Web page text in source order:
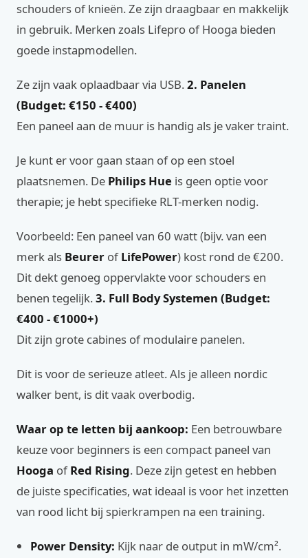
schouders of knieën. Ze zijn draagbaar en makkelijk
in gebruik. Merken zoals Lifepro of Hooga bieden
goede instapmodellen.
Ze zijn vaak oplaadbaar via USB.2. Panelen
(Budget: €150 - €400)
Een paneel aan de muur is handig als je vaker traint.
Je kunt er voor gaan staan of op een stoel
plaatsnemen. De Philips Hue is geen optie voor
therapie; je hebt specifieke RLT-merken nodig.
Voorbeeld: Een paneel van 60 watt (bijv. van een
merk als Beurer ofLifePower) kost rond de €200.
Dit dekt genoeg oppervlakte voor schouders en
benen tegelijk.3. Full Body Systemen (Budget:
€400 - €1000+)
Dit zijn grote cabines of modulaire panelen.
Dit is voor de serieuze atleet. Als je alleen nordic
walker bent, is dit vaak overbodig.
Waar op te letten bij aankoop: Een betrouwbare
keuze voor beginners is een compact paneel van
Hooga ofRed Rising. Deze zijn getest en hebben
de juiste specificaties, wat ideaal is voor het inzetten
van rood licht bij spierkrampen na een training.
Power Density: Kijk naar de output in mW/cm².